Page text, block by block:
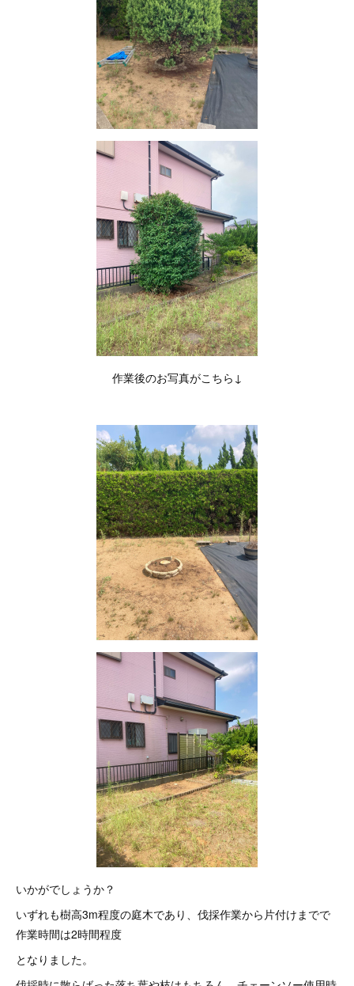
作業後のお写真がこちら↓
いかがでしょうか？
いずれも樹高3m程度の庭木であり、伐採作業から片付けまでで
作業時間は2時間程度
となりました。